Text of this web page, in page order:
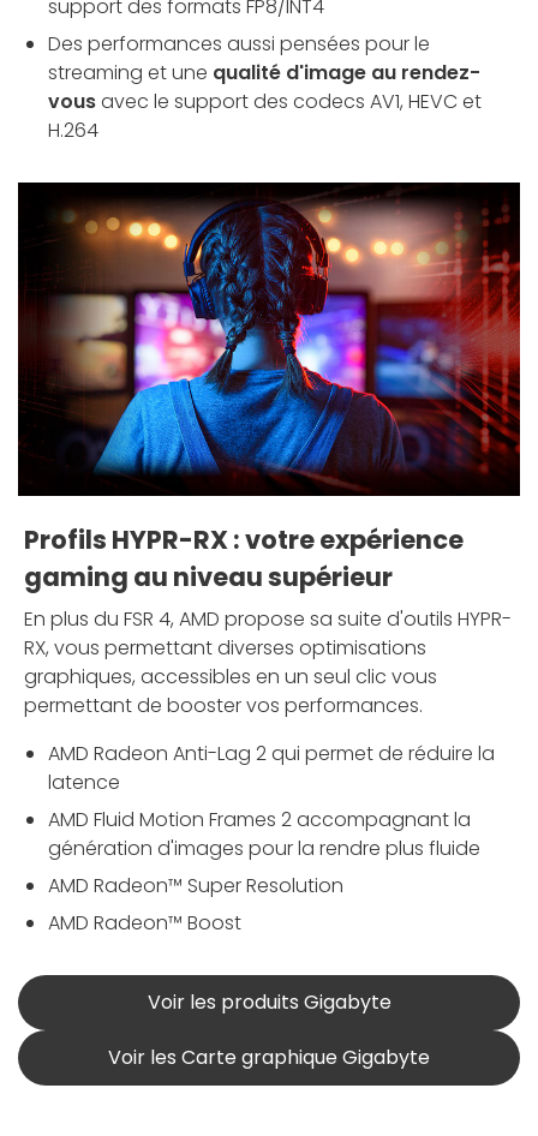
support des formats FP8/INT4
Des performances aussi pensées pour le
streaming et une qualité d'image au rendez-
vousavec le support des codecs AV1, HEVC et
H.264
Profils HYPR-RX : votre expérience
gaming au niveau supérieur
En plus du FSR 4, AMD propose sa suite d'outils HYPR-
RX, vous permettant diverses optimisations
graphiques, accessibles en un seul clic vous
permettant de booster vos performances.
AMD Radeon Anti-Lag 2 qui permet de réduire la
latence
AMD Fluid Motion Frames 2 accompagnant la
génération d'images pour la rendre plus fluide
AMD Radeon™ Super Resolution
AMD Radeon™ Boost
Voir les produits Gigabyte
Voir les Carte graphique Gigabyte